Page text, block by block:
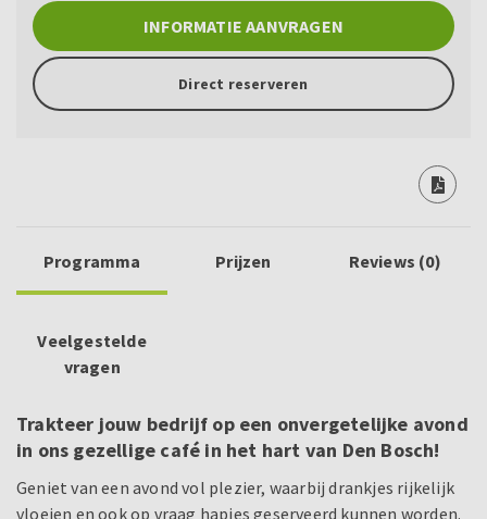
INFORMATIE AANVRAGEN
Direct reserveren
Programma Prijzen Reviews (0)
Veelgestelde
vragen
Trakteer jouw bedrijf op een onvergetelijke avond
in ons gezellige café in het hart van Den Bosch!
Geniet van een avond vol plezier, waarbij drankjes rijkelijk
vloeien en ook op vraag hapjes geserveerd kunnen worden.